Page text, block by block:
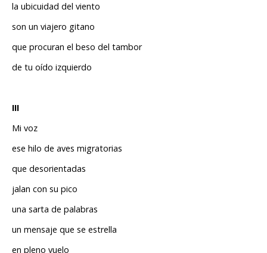
la ubicuidad del viento
son un viajero gitano
que procuran el beso del tambor
de tu oído izquierdo
III
Mi voz
ese hilo de aves migratorias
que desorientadas
jalan con su pico
una sarta de palabras
un mensaje que se estrella
en pleno vuelo